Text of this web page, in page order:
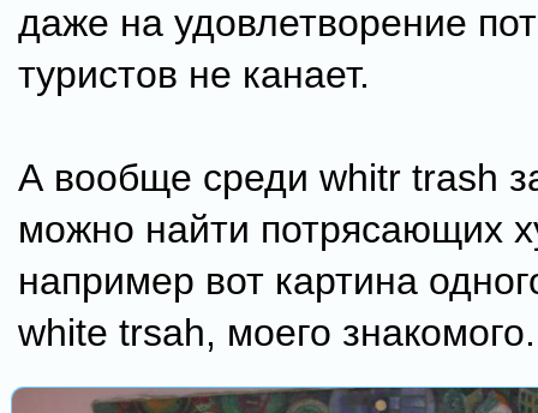
даже на удовлетворение
туристов не канает.
А вообще среди whitr trash
можно найти потрясающих
например вот картина
white trsah, моего знакомого.